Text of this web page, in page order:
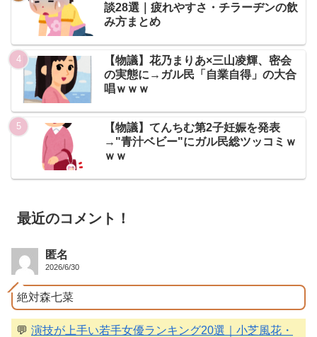
談28選｜疲れやすさ・チラーヂンの飲
み方まとめ
【物議】花乃まりあ×三山凌輝、密会
の実態に→ガル民「自業自得」の大合
唱ｗｗｗ
【物議】てんちむ第2子妊娠を発表
→"青汁ベビー"にガル民総ツッコミｗ
ｗｗ
最近のコメント！
匿名
2026/6/30
絶対森七菜
💬 演技が上手い若手女優ランキング20選｜小芝風花・